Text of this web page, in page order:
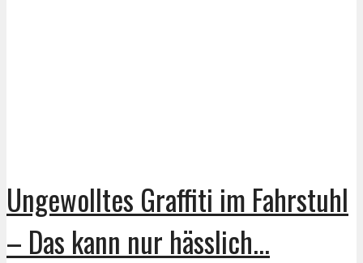
Ungewolltes Graffiti im Fahrstuhl
– Das kann nur hässlich...